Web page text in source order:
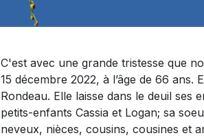
C'est avec une grande tristesse que
15 décembre 2022, à l’âge de 66
Rondeau. Elle laisse dans le deuil ses
petits-enfants Cassia et Logan; sa
neveux, nièces, cousins, cousines et